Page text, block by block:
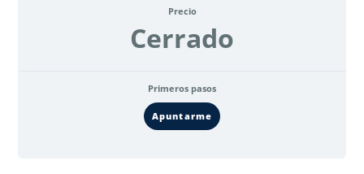
Precio
Cerrado
Primeros pasos
Apuntarme